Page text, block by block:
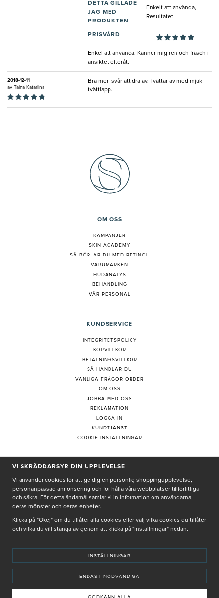
DETTA GILLADE
JAG MED
PRODUKTEN
Enkelt att använda,
Resultatet
PRISVÄRD
Enkel att använda. Känner mig ren och fräsch i
ansiktet efteråt.
2018-12-11
av Taina Katariina
Bra men svår att dra av. Tvättar av med mjuk
tvättlapp.
OM OSS
KAMPANJER
SKIN ACADEMY
SÅ BÖRJAR DU MED RETINOL
VARUMÄRKEN
HUDANALYS
BEHANDLING
VÅR PERSONAL
KUNDSERVICE
INTEGRITETSPOLICY
KÖPVILLKOR
BETALNINGSVILLKOR
SÅ HANDLAR DU
VANLIGA FRÅGOR ORDER
OM OSS
JOBBA MED OSS
REKLAMATION
LOGGA IN
KUNDTJÄNST
COOKIE-INSTÄLLNINGAR
PRENUMERERA PÅ NYHETSBREV
Genom att ge min e-post, accepterar jag Seth och Sallyintegritetspolicy
De uppgifter du matar in kommer endast användas till våra nyhetsbrev.
VI SKRÄDDARSYR DIN UPPLEVELSE
Vi använder cookies för att ge dig en personlig shoppingupplevelse,
personanpassad annonsering och för hålla våra webbplatser tillförlitliga
och säkra. För detta ändamål samlar vi in information om användarna,
deras mönster och deras enheter.
Klicka på "Okej" om du tillåter alla cookies eller välj vilka cookies du tillåter
och vilka du vill stänga av genom att klicka på "Inställningar" nedan.
INSTÄLLNINGAR
ENDAST NÖDVÄNDIGA